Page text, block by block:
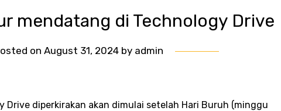
mendatang di Technology Drive
on August 31, 2024by admin
Drive diperkirakan akan dimulai setelah Hari Buruh (minggu